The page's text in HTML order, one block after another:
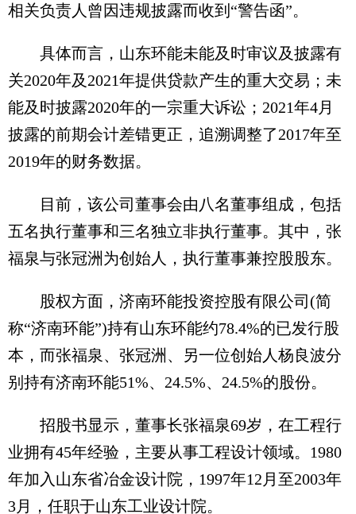
相关负责人曾因违规披露而收到“警告函”。
具体而言，山东环能未能及时审议及披露有
关2020年及2021年提供贷款产生的重大交易；未
能及时披露2020年的一宗重大诉讼；2021年4月
披露的前期会计差错更正，追溯调整了2017年至
2019年的财务数据。
目前，该公司董事会由八名董事组成，包括
五名执行董事和三名独立非执行董事。其中，张
福泉与张冠洲为创始人，执行董事兼控股股东。
股权方面，济南环能投资控股有限公司(简
称“济南环能”)持有山东环能约78.4%的已发行股
本，而张福泉、张冠洲、另一位创始人杨良波分
别持有济南环能51%、24.5%、24.5%的股份。
招股书显示，董事长张福泉69岁，在工程行
业拥有45年经验，主要从事工程设计领域。1980
年加入山东省冶金设计院，1997年12月至2003年
3月，任职于山东工业设计院。